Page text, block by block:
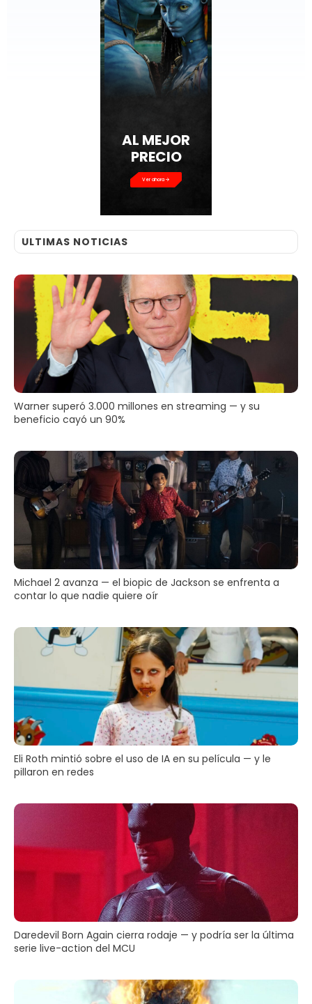
AL MEJOR
PRECIO
Ver ahora
ULTIMAS NOTICIAS
Warner superó 3.000 millones en streaming — y su
beneficio cayó un 90%
Michael 2 avanza — el biopic de Jackson se enfrenta a
contar lo que nadie quiere oír
Eli Roth mintió sobre el uso de IA en su película — y le
pillaron en redes
Daredevil Born Again cierra rodaje — y podría ser la última
serie live-action del MCU